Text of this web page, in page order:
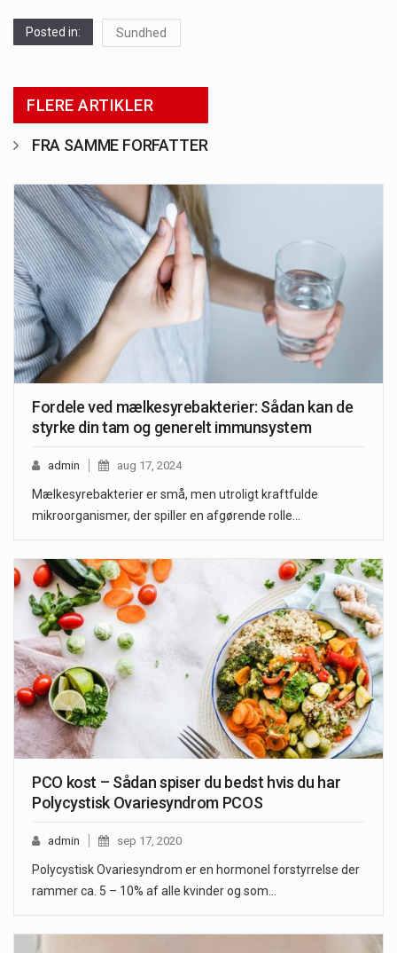
Posted in: Sundhed
FLERE ARTIKLER
FRA SAMME FORFATTER
Fordele ved mælkesyrebakterier: Sådan kan de
styrke din tam og generelt immunsystem
admin aug 17, 2024
Mælkesyrebakterier er små, men utroligt kraftfulde
mikroorganismer, der spiller en afgørende rolle…
PCO kost – Sådan spiser du bedst hvis du har
Polycystisk Ovariesyndrom PCOS
admin sep 17, 2020
Polycystisk Ovariesyndrom er en hormonel forstyrrelse der
rammer ca. 5 – 10% af alle kvinder og som…